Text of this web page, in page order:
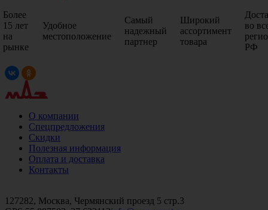
Более
15 лет
на
рынке
Удобное
местоположение
Самый
надежный
партнер
Широкий
ассортимент
товара
во
РФ
О компании
Спецпредложения
Скидки
Полезная информация
Оплата и доставка
Контакты
127282, Москва, Чермянский проезд 5 стр.3